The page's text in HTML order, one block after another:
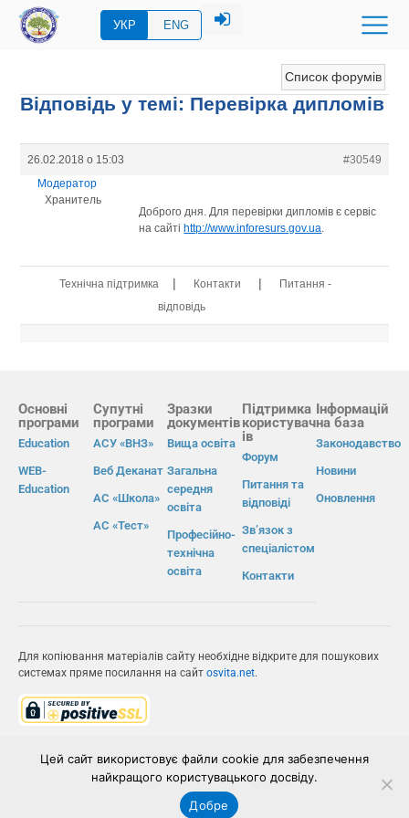
УКР ENG
Список форумів
Відповідь у темі: Перевірка дипломів
26.02.2018 о 15:03
#30549
Модератор
Хранитель
Доброго дня. Для перевірки дипломів є сервіс
на сайтіhttp://www.inforesurs.gov.ua
Технічна підтримка | Контакти |
Питання -
відповідь
Основні
програми
Education
WEB-
Education
Супутні
програми
АСУ «ВНЗ»
Веб Деканат
АС «Школа»
АС «Тест»
Зразки
документів
Вища освіта
Загальна
середня
освіта
Професійно-
технічна
освіта
Підтримка
користувач
ів
Форум
Питання та
відповіді
Зв’язок з
спеціалістом
Контакти
Інформацій
на база
Законодавство
Новини
Оновлення
Для копіювання матеріалів сайту необхідне відкрите для пошукових
системах пряме посилання на сайт osvita.net.
ІВС «ОСВІТА»
Цей сайт використовує файли cookie для забезпечення
найкращого користувацького досвіду.
Добре